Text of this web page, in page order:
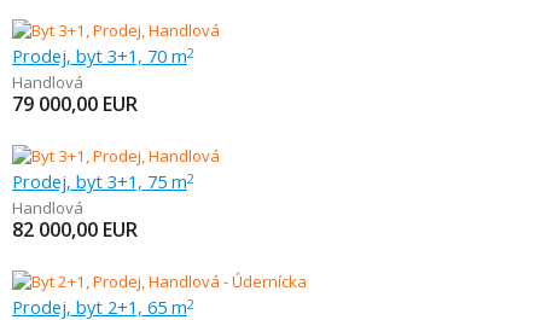
Prodej, byt 3+1, 70 m2
Handlová
79 000,00 EUR
Prodej, byt 3+1, 75 m2
Handlová
82 000,00 EUR
Prodej, byt 2+1, 65 m2